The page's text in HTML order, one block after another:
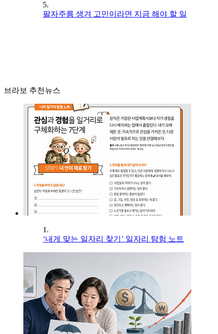
5.
팔자주름 생겨 고민이라면 지금 해야 할 일
브라보 추천뉴스
1.
‘내게 맞는 일자리 찾기’ 일자리 탐험 노트